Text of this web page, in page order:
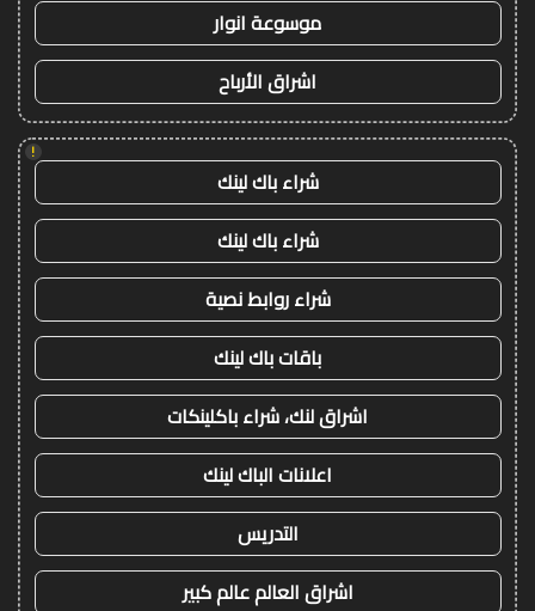
موسوعة انوار
اشراق الأرباح
!
شراء باك لينك
شراء باك لينك
شراء روابط نصية
باقات باك لينك
اشراق لنك، شراء باكلينكات
اعلانات الباك لينك
التدريس
اشراق العالم عالم كبير